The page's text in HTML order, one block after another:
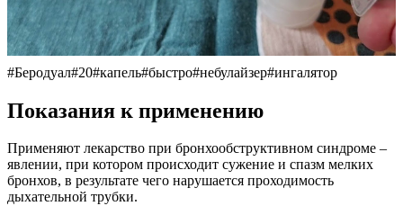
#Беродуал#20#капель#быстро#небулайзер#ингалятор
Показания к применению
Применяют лекарство при бронхообструктивном синдроме –
явлении, при котором происходит сужение и спазм мелких
бронхов, в результате чего нарушается проходимость
дыхательной трубки.